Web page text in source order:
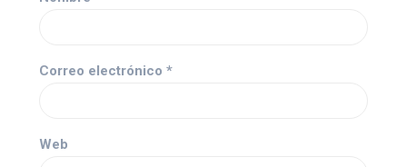
Correo electrónico *
Web